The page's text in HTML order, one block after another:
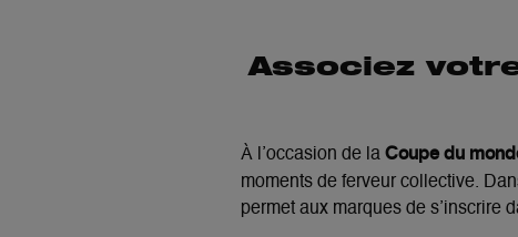
Associez
À l’occasion de laCoupe du
moments de ferveur collective.
permet aux marques de s’inscrire